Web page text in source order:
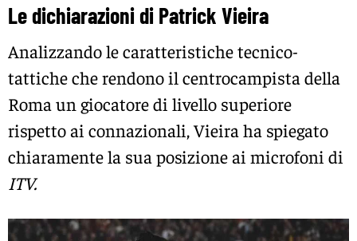
Le dichiarazioni di Patrick Vieira
Analizzando le caratteristiche tecnico-
tattiche che rendono il centrocampista della
Roma un giocatore di livello superiore
rispetto ai connazionali, Vieira ha spiegato
chiaramente la sua posizione ai microfoni di
ITV.